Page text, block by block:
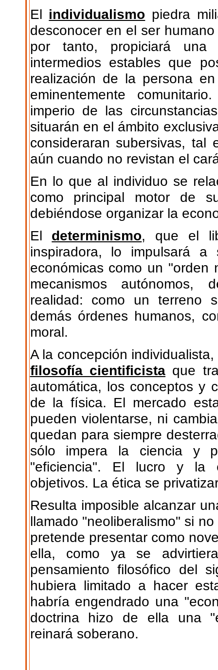
El individualismo piedra
desconocer en el ser
por tanto, propiciará una
intermedios estables que
realización de la persona
eminentemente
imperio de las
situarán en el ámbito
consideraran subersivas, tal
aún cuando no revistan el
En lo que al individuo se
como principal motor de
debiéndose organizar la
El determinismo, que el
inspiradora, lo impulsará
económicas como un
mecanismos autónomos,
realidad: como un terreno
demás órdenes humanos,
moral.
A la concepción
filosofía cientificistaque
automática, los conceptos y
de la física. El mercado
pueden violentarse, ni
quedan para siempre
sólo impera la ciencia y
"eficiencia". El lucro y la
objetivos. La ética se
Resulta imposible alcanzar
llamado "neoliberalismo" si
pretende presentar como
ella, como ya se
pensamiento filosófico del
hubiera limitado a hacer
habría engendrado una
doctrina hizo de ella una
reinará soberano.